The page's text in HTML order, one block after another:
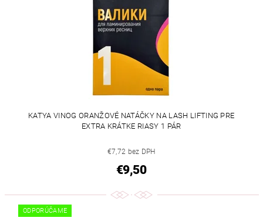
KATYA VINOG ORANŽOVÉ NATÁČKY NA LASH LIFTING PRE
EXTRA KRÁTKE RIASY 1 PÁR
€7,72 bez DPH
€9,50
ODPORÚČAME